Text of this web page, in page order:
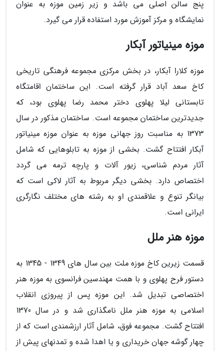
پنج سالن اصلی می باشد و زیر زمین موزه به عنوان
نمایشگاه و مرکز آموزش مورد استفاده قرار می گیرد.
موزه مینیاتور آبکار
موزه کلارا آبکار، در بخش مرکزی مجموعه فرهنگی تاریخی
کاخ سعد آباد قرار گرفته است. این ساختمان اقامتگاه
تابستانی لیلا پهلوی دختر محمد رضا پهلوی بود، که
جدیدترین ساختمان مجموعه است. ساختمان مذکور در سال
1373 به مناسبت روز جهانی موزه به عنوان موزه مینیاتور
آبکار افتتاح گشت. بخشی از موزه به تابلوهایی که شامل
آثار مردم شناسی، زیور آلات و پارچه ترمه می گردد
اختصاص دارد. بخشی دیگر مربوط به آثار لاکی است که
بیانگر تنوع و علاقمندی او به رشته های مختلف نگارگری
ایرانی است.
موزه هنر ملل
قسمت زیرین کاخ موزه ملت بین سال های 1349 - 1345 به
دستور فرح پهلوی و با همت مهندسین فرانسوی به موزه هنر
اختصاصی تبدیل شد. این موزه پس از پیروزی انقلاب
اسلامی به موزه هنر ملل نامگذاری شد و در سال 1370
افتتاح گشت. مجموعه فوق، شامل آثار ارزشمندی است که از
چهار گوشه جهان خریداری و یا اهدا شده و تمدنهای پیش از